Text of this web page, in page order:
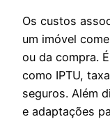
Os custos
um imóvel
ou da compra.
como IPTU,
seguros. Além
e adaptações